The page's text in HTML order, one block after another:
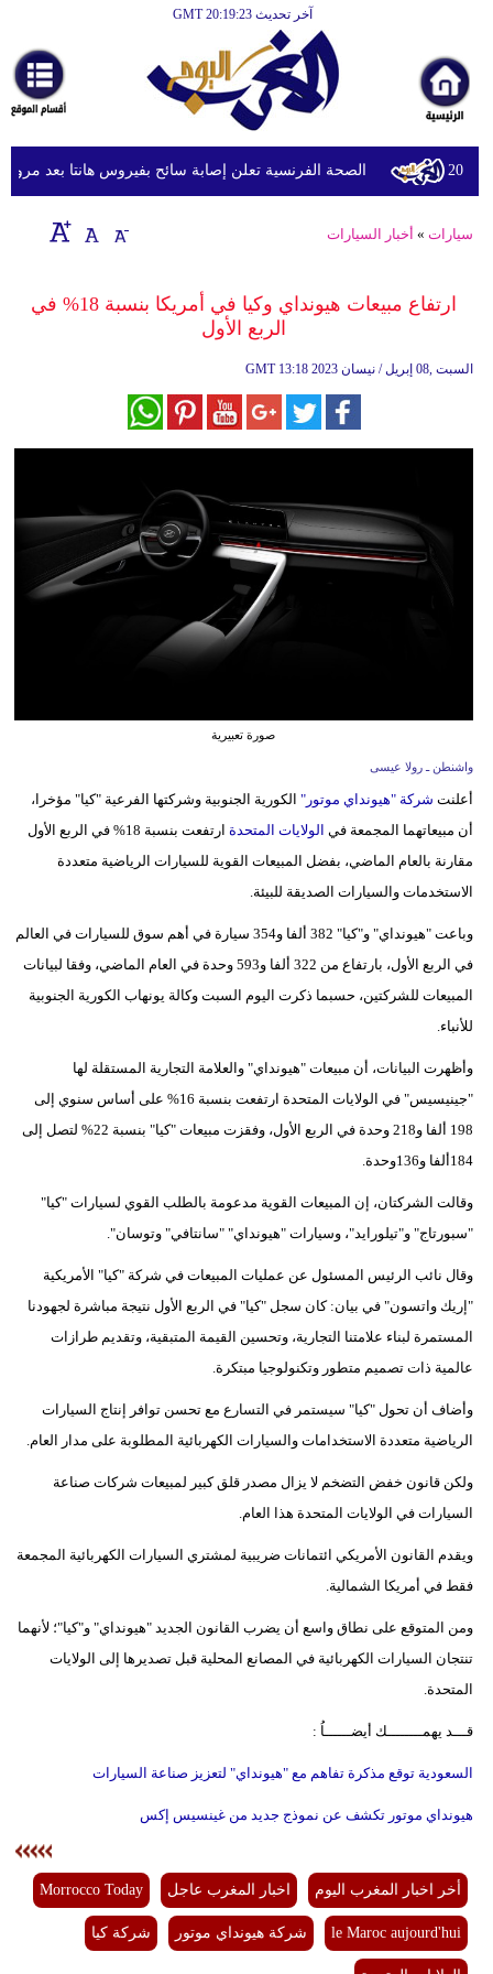
آخر تحديث GMT 20:19:23
أخبارعاجلة
رياضة
ثقافة
إقتصاد
وموسيقى
أخبار
مرأة
علوم
وتكنولوجيا
أبراج
الصحة الفرنسية تعلن إصابة سائح بفيروس هانتا بعد مروره
سيارات » أخبار السيارات
ارتفاع مبيعات هيونداي وكيا في أمريكا بنسبة 18% في
الربع الأول
GMT 13:18 2023 السبت ,08 إبريل / نيسان
صورة تعبيرية
واشنطن ـ رولا عيسى
أعلنت شركة "هيونداي موتور" الكورية الجنوبية وشركتها الفرعية "كيا" مؤخرا،
أن مبيعاتهما المجمعة في الولايات المتحدة
ارتفعت بنسبة 18% في الربع الأول
مقارنة بالعام الماضي، بفضل المبيعات القوية للسيارات الرياضية متعددة
الاستخدمات والسيارات الصديقة للبيئة.
وباعت "هيونداي" و"كيا" 382 ألفا و354 سيارة في أهم سوق للسيارات في العالم
في الربع الأول، بارتفاع من 322 ألفا و593 وحدة في العام الماضي، وفقا لبيانات
المبيعات للشركتين، حسبما ذكرت اليوم السبت وكالة يونهاب الكورية الجنوبية
للأنباء.
وأظهرت البيانات، أن مبيعات "هيونداي" والعلامة التجارية المستقلة لها
"جينيسيس" في الولايات المتحدة ارتفعت بنسبة 16% على أساس سنوي إلى
198 ألفا و218 وحدة في الربع الأول، وفقزت مبيعات "كيا" بنسبة 22% لتصل إلى
184ألفا و136وحدة.
وقالت الشركتان، إن المبيعات القوية مدعومة بالطلب القوي لسيارات "كيا"
"سبورتاج" و"تيلورايد"، وسيارات "هيونداي" "سانتافي" وتوسان".
وقال نائب الرئيس المسئول عن عمليات المبيعات في شركة "كيا" الأمريكية
"إريك واتسون" في بيان: كان سجل "كيا" في الربع الأول نتيجة مباشرة لجهودنا
المستمرة لبناء علامتنا التجارية، وتحسين القيمة المتبقية، وتقديم طرازات
عالمية ذات تصميم متطور وتكنولوجيا مبتكرة.
وأضاف أن تحول "كيا" سيستمر في التسارع مع تحسن توافر إنتاج السيارات
الرياضية متعددة الاستخدامات والسيارات الكهربائية المطلوبة على مدار العام.
ولكن قانون خفض التضخم لا يزال مصدر قلق كبير لمبيعات شركات صناعة
السيارات في الولايات المتحدة هذا العام.
ويقدم القانون الأمريكي ائتمانات ضريبية لمشتري السيارات الكهربائية المجمعة
فقط في أمريكا الشمالية.
ومن المتوقع على نطاق واسع أن يضرب القانون الجديد "هيونداي" و"كيا"؛ لأنهما
تنتجان السيارات الكهربائية في المصانع المحلية قبل تصديرها إلى الولايات
المتحدة.
قـــد يهمــــــــك أيضــــــاُ :
السعودية توقع مذكرة تفاهم مع "هيونداي" لتعزيز صناعة السيارات
هيونداي موتور تكشف عن نموذج جديد من غينسيس إكس
أخر اخبار المغرب اليوم اخبار المغرب عاجل Morrocco Today
le Maroc aujourd'hui شركة هيونداي موتور شركة كيا